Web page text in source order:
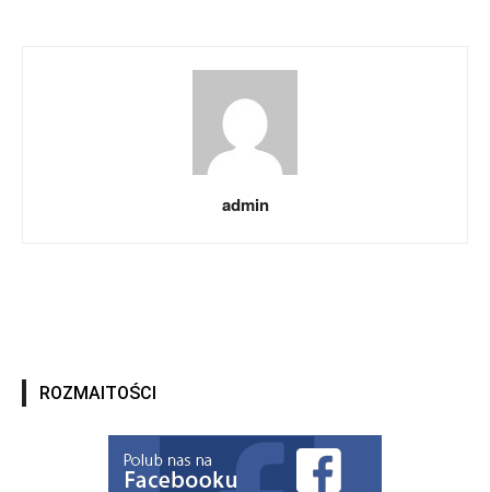
admin
ROZMAITOŚCI